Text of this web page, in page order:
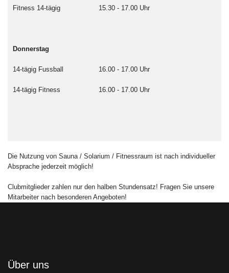
Fitness 14-tägig 15.30 - 17.00 Uhr
Donnerstag
14-tägig Fussball 16.00 - 17.00 Uhr
14-tägig Fitness 16.00 - 17.00 Uhr
Die Nutzung von Sauna / Solarium / Fitnessraum ist nach individueller
Absprache jederzeit möglich!
Clubmitglieder zahlen nur den halben Stundensatz! Fragen Sie unsere
Mitarbeiter nach besonderen Angeboten!
Über uns